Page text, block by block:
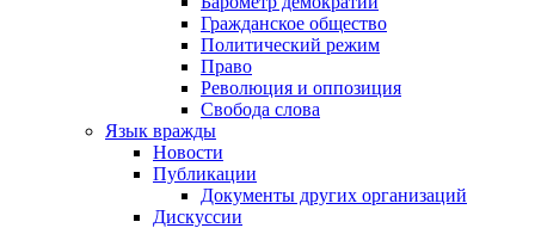
Гражданское общество
Политический режим
Право
Революция и оппозиция
Свобода слова
Язык вражды
Новости
Публикации
Документы других организаций
Дискуссии